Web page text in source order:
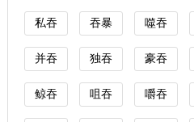
私吞 吞暴 噬吞
并吞 独吞 豪吞
鲸吞 咀吞 嚼吞